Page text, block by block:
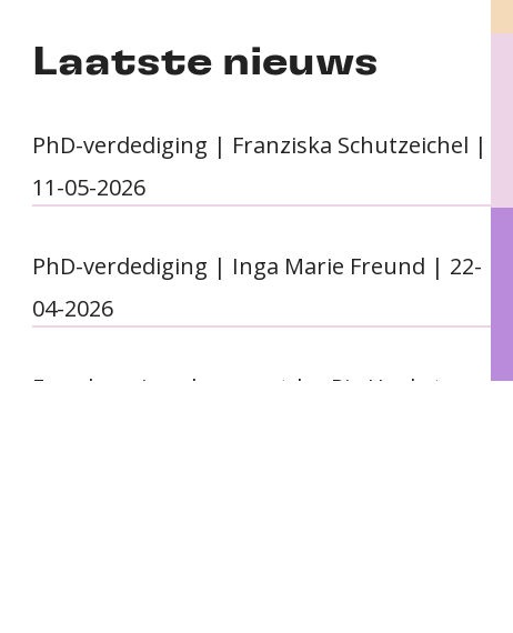
Laatste nieuws
PhD-verdediging | Franziska Schutzeichel |
11-05-2026
PhD-verdediging | Inga Marie Freund | 22-
04-2026
Even kennismaken: postdoc Ria Hoekstra